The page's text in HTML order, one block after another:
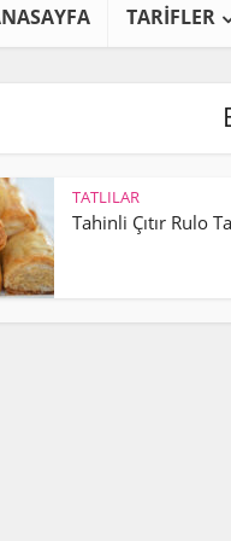
TARİFLER
TATLILAR
Tahinli Çıtır Rulo